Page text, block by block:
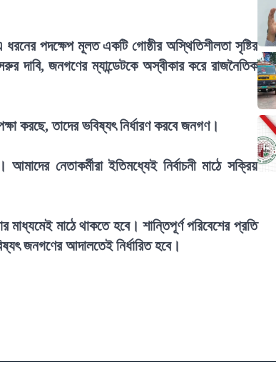
ধরনের পদক্ষেপ মূলত একটি গোষ্ঠীর অস্থিতিশীলতা সৃষ্টির
দাবি, জনগণের ম্যান্ডেটকে অস্বীকার করে রাজনৈতিক
করছে, তাদের ভবিষ্যৎ নির্ধারণ করবে জনগণ।
নেতাকর্মীরা ইতিমধ্যেই নির্বাচনী মাঠে সক্রিয়
মাঠে থাকতে হবে। শান্তিপূর্ণ পরিবেশের প্রতি
জনগণের আদালতেই নির্ধারিত হবে।